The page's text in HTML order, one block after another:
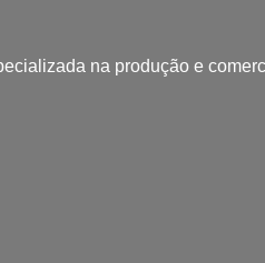
na produção e